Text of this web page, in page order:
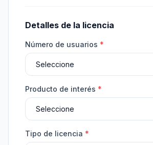
Detalles de la licencia
Número de usuarios *
Producto de interés *
Tipo de licencia *